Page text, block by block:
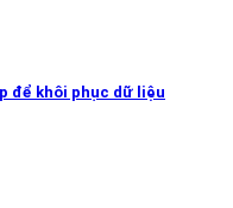
để khôi phục dữ liệu